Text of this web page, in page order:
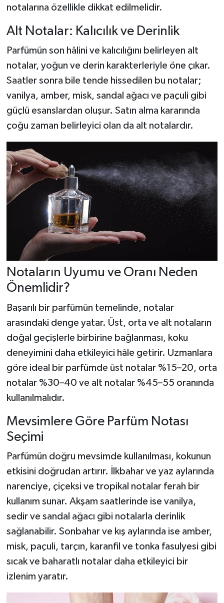
notalarına özellikle dikkat edilmelidir.
Alt Notalar: Kalıcılık ve Derinlik
Parfümün son hâlini ve kalıcılığını belirleyen alt
notalar, yoğun ve derin karakterleriyle öne çıkar.
Saatler sonra bile tende hissedilen bu notalar;
vanilya, amber, misk, sandal ağacı ve paçuli gibi
güçlü esanslardan oluşur. Satın alma kararında
çoğu zaman belirleyici olan da alt notalardır.
Notaların Uyumu ve Oranı Neden
Önemlidir?
Başarılı bir parfümün temelinde, notalar
arasındaki denge yatar. Üst, orta ve alt notaların
doğal geçişlerle birbirine bağlanması, koku
deneyimini daha etkileyici hâle getirir. Uzmanlara
göre ideal bir parfümde üst notalar %15–20, orta
notalar %30–40 ve alt notalar %45–55 oranında
kullanılmalıdır.
Mevsimlere Göre Parfüm Notası
Seçimi
Parfümün doğru mevsimde kullanılması, kokunun
etkisini doğrudan artırır. İlkbahar ve yaz aylarında
narenciye, çiçeksi ve tropikal notalar ferah bir
kullanım sunar. Akşam saatlerinde ise vanilya,
sedir ve sandal ağacı gibi notalarla derinlik
sağlanabilir. Sonbahar ve kış aylarında ise amber,
misk, paçuli, tarçın, karanfil ve tonka fasulyesi gibi
sıcak ve baharatlı notalar daha etkileyici bir
izlenim yaratır.